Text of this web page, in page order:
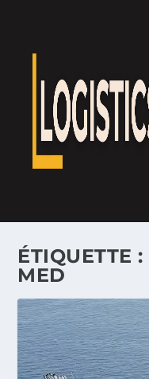
ÉTIQUETTE :
MED